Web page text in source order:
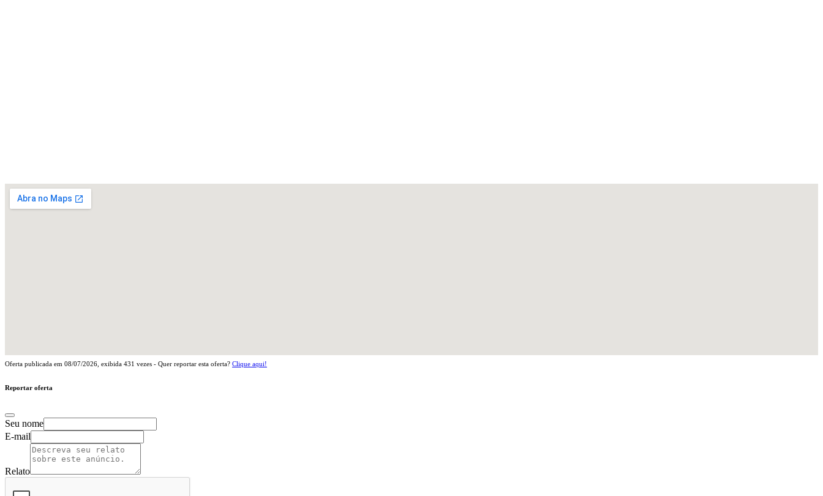
Oferta publicada em 08/07/2026 , exibida 431 vezes - Quer reportar esta oferta? Clique aqui!
Reportar oferta
Seu nome
E-mail
Relato